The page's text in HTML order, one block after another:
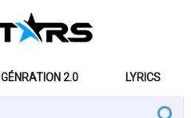
GÉNRATION 2.0 LYRICS